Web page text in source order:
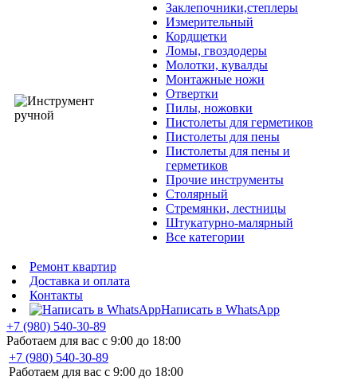
Заклепочники,степлеры
Измерительный
Кордщетки
Ломы, гвоздодеры
Молотки, кувалды
Монтажные ножи
Отвертки
Пилы, ножовки
Пистолеты для герметиков
Пистолеты для пены
Пистолеты для пены и
герметиков
Прочие инструменты
Столярный
Стремянки, лестницы
Штукатурно-малярный
Все категории
Ремонт квартир
Доставка и оплата
Контакты
Написать в WhatsApp
+7 (980) 540-30-89
Работаем для вас с 9:00 до 18:00
+7 (980) 540-30-89
Работаем для вас с 9:00 до 18:00